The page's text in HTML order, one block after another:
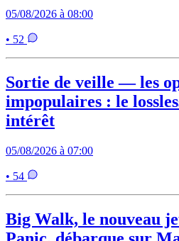
05/08/2026 à 08:00
• 52
Sortie de veille — les
impopulaires : le
intérêt
05/08/2026 à 07:00
• 54
Big Walk, le nouveau